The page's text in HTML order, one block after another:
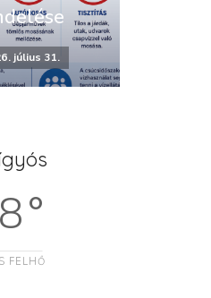
július 31.
°
FELHŐ